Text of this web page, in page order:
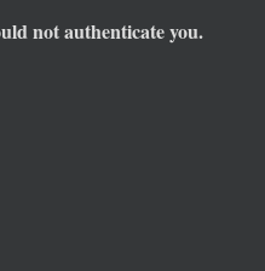
not authenticate you.